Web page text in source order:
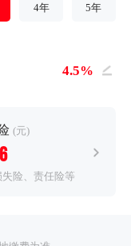
4年 5年
(元)
险、责任险等